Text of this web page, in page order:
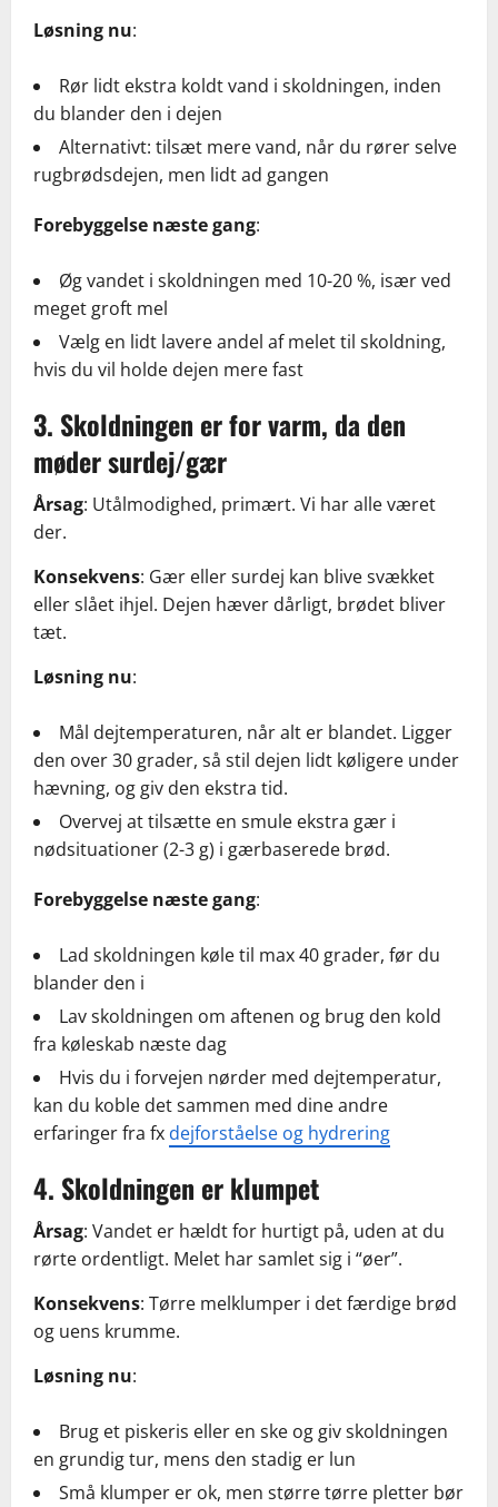
Løsning nu:
Rør lidt ekstra koldt vand i skoldningen, inden
du blander den i dejen
Alternativt: tilsæt mere vand, når du rører selve
rugbrødsdejen, men lidt ad gangen
Forebyggelse næste gang:
Øg vandet i skoldningen med 10-20 %, især ved
meget groft mel
Vælg en lidt lavere andel af melet til skoldning,
hvis du vil holde dejen mere fast
3. Skoldningen er for varm, da den
møder surdej/gær
Årsag: Utålmodighed, primært. Vi har alle været
der.
Konsekvens: Gær eller surdej kan blive svækket
eller slået ihjel. Dejen hæver dårligt, brødet bliver
tæt.
Løsning nu:
Mål dejtemperaturen, når alt er blandet. Ligger
den over 30 grader, så stil dejen lidt køligere under
hævning, og giv den ekstra tid.
Overvej at tilsætte en smule ekstra gær i
nødsituationer (2-3 g) i gærbaserede brød.
Forebyggelse næste gang:
Lad skoldningen køle til max 40 grader, før du
blander den i
Lav skoldningen om aftenen og brug den kold
fra køleskab næste dag
Hvis du i forvejen nørder med dejtemperatur,
kan du koble det sammen med dine andre
erfaringer fra fx dejforståelse og hydrering
4. Skoldningen er klumpet
Årsag: Vandet er hældt for hurtigt på, uden at du
rørte ordentligt. Melet har samlet sig i “øer”.
Konsekvens: Tørre melklumper i det færdige brød
og uens krumme.
Løsning nu:
Brug et piskeris eller en ske og giv skoldningen
en grundig tur, mens den stadig er lun
Små klumper er ok, men større tørre pletter bør